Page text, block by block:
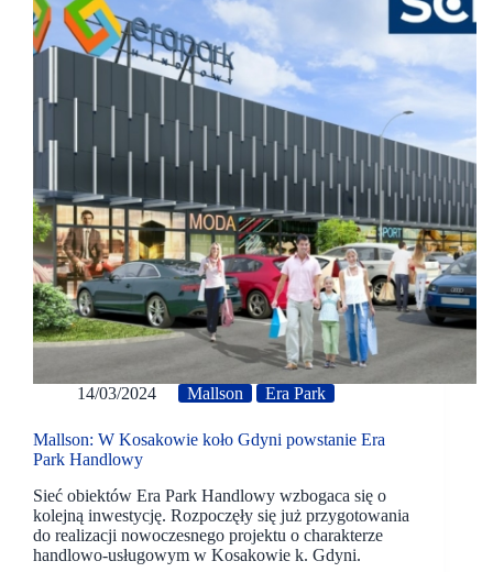
14/03/2024 Mallson Era Park
Mallson: W Kosakowie koło Gdyni powstanie Era
Park Handlowy
Sieć obiektów Era Park Handlowy wzbogaca się o
kolejną inwestycję. Rozpoczęły się już przygotowania
do realizacji nowoczesnego projektu o charakterze
handlowo-usługowym w Kosakowie k. Gdyni.